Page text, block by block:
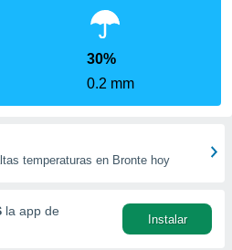
30%
0.2 mm
temperaturas en Bronte hoy
la app de
Instalar